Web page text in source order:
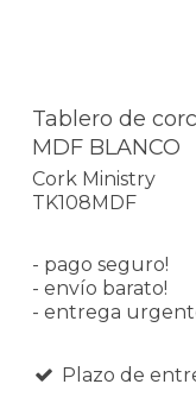
Tablero de
MDF BLANCO
Cork Ministry
TK108MDF
- pago seguro!
- envío barato!
- entrega
Plazo de